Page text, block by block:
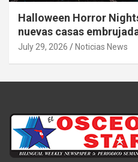
Halloween Horror
nuevas casas
July 29, 2026 Noticias News